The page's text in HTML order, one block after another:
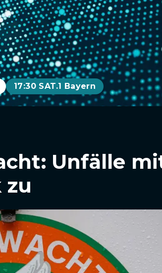
17:30 SAT.1 Bayern
Unfälle
zu